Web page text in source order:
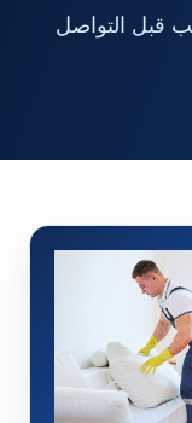
قبل التواصل